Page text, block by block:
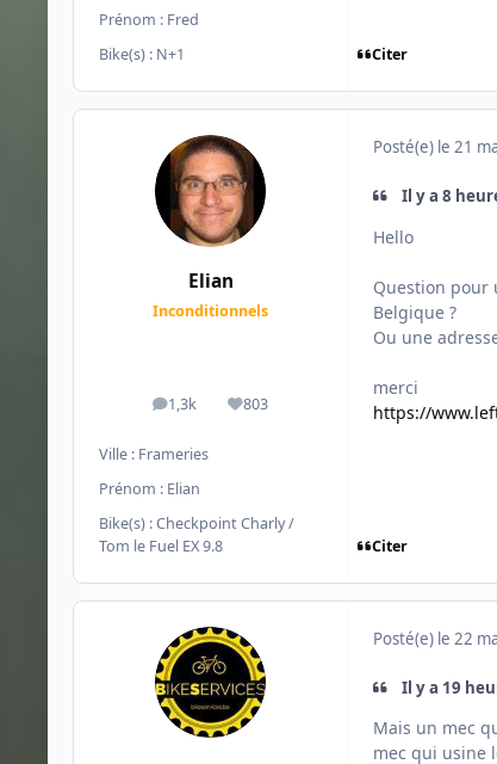
Prénom : Fred
Bike(s) : N+1 Citer
Elian
Inconditionnels
1,3k
messages803
Réputation
Ville : Frameries
Prénom : Elian
Bike(s) :Checkpoint Charly /
Tom le Fuel EX 9.8
Posté(e) le 21
Il y a 8
Hello
Question pour
Belgique ?
Ou une
merci
https://
Citer
Posté(e) le 22
Il y a 19
Mais un mec
mec qui usine